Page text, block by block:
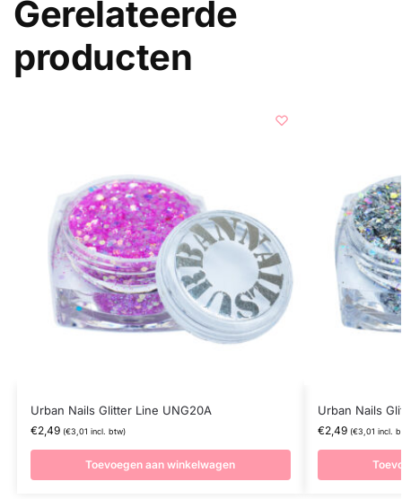
Gerelateerde
producten
Urban Nails Glitter Line UNG20A
€2,49 (€3,01 incl. btw)
Toevoegen aan winkelwagen
Urban Nails
€2,49 (€3,01 incl.